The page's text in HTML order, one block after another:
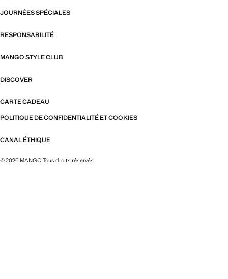
JOURNÉES SPÉCIALES
RESPONSABILITÉ
MANGO STYLE CLUB
DISCOVER
CARTE CADEAU
POLITIQUE DE CONFIDENTIALITÉ ET COOKIES
CANAL ÉTHIQUE
© 2026 MANGO Tous droits réservés